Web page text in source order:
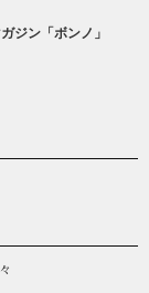
ジン「ボンノ」